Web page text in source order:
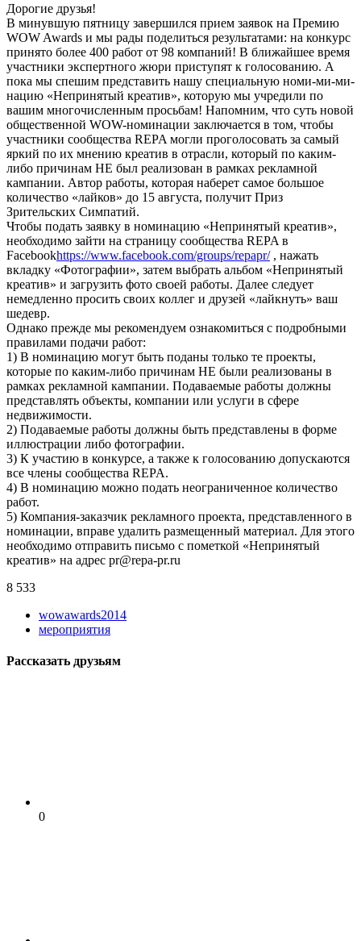
Дорогие друзья!
В минувшую пятницу завершился прием заявок на Премию
WOW Awards и мы рады поделиться результатами: на конкурс
принято более 400 работ от 98 компаний! В ближайшее время
участники экспертного жюри приступят к голосованию. А
пока мы спешим представить нашу специальную номи-ми-ми-
нацию «Непринятый креатив», которую мы учредили по
вашим многочисленным просьбам! Напомним, что суть новой
общественной WOW-номинации заключается в том, чтобы
участники сообщества REPA могли проголосовать за самый
яркий по их мнению креатив в отрасли, который по каким-
либо причинам НЕ был реализован в рамках рекламной
кампании. Автор работы, которая наберет самое большое
количество «лайков» до 15 августа, получит Приз
Зрительских Симпатий.
Чтобы подать заявку в номинацию «Непринятый креатив»,
необходимо зайти на страницу сообщества REPA в
Facebookhttps://www.facebook.com/groups/repapr/, нажать
вкладку «Фотографии», затем выбрать альбом «Непринятый
креатив» и загрузить фото своей работы. Далее следует
немедленно просить своих коллег и друзей «лайкнуть» ваш
шедевр.
Однако прежде мы рекомендуем ознакомиться с подробными
правилами подачи работ:
1) В номинацию могут быть поданы только те проекты,
которые по каким-либо причинам НЕ были реализованы в
рамках рекламной кампании. Подаваемые работы должны
представлять объекты, компании или услуги в сфере
недвижимости.
2) Подаваемые работы должны быть представлены в форме
иллюстрации либо фотографии.
3) К участию в конкурсе, а также к голосованию допускаются
все члены сообщества REPA.
4) В номинацию можно подать неограниченное количество
работ.
5) Компания-заказчик рекламного проекта, представленного в
номинации, вправе удалить размещенный материал. Для этого
необходимо отправить письмо с пометкой «Непринятый
креатив» на адрес pr@repa-pr.ru
8 533
wowawards2014
мероприятия
Рассказать друзьям
0